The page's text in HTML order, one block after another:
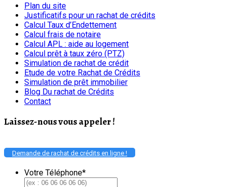
Plan du site
Justificatifs pour un rachat de crédits
Calcul Taux d’Endettement
Calcul frais de notaire
Calcul APL : aide au logement
Calcul prêt à taux zéro (PTZ)
Simulation de rachat de crédit
Etude de votre Rachat de Crédits
Simulation de prêt immobilier
Blog Du rachat de Crédits
Contact
Laissez-nous vous appeler !
Demande de rachat de crédits en ligne !
Votre Téléphone*